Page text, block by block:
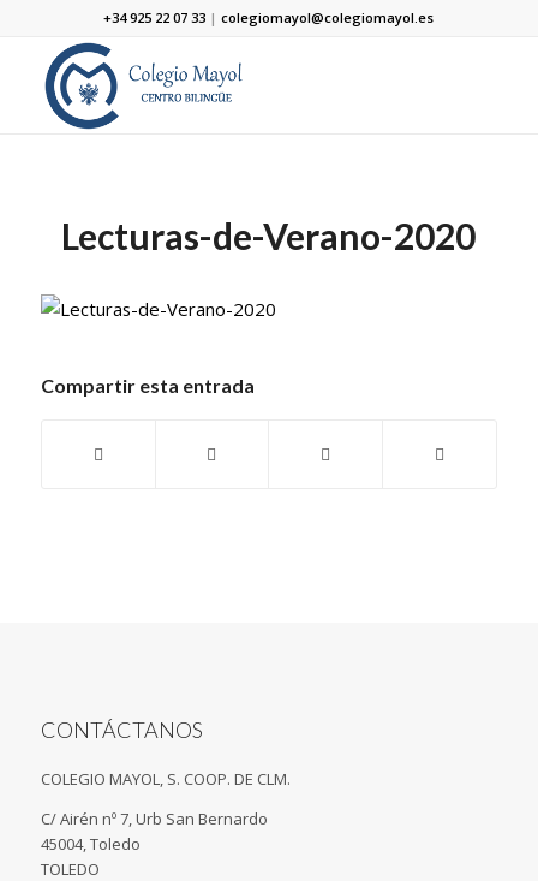
+34 925 22 07 33 |colegiomayol@colegiomayol.es
Lecturas-de-Verano-2020
Compartir esta entrada
CONTÁCTANOS
COLEGIO MAYOL, S. COOP. DE CLM.
C/ Airén nº 7, Urb San Bernardo
45004, Toledo
TOLEDO